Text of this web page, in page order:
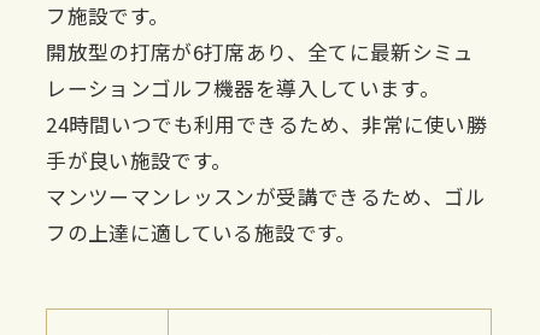
フ施設です。
開放型の打席が6打席あり、全てに最新シミュ
レーションゴルフ機器を導入しています。
24時間いつでも利用できるため、非常に使い勝
手が良い施設です。
マンツーマンレッスンが受講できるため、ゴル
フの上達に適している施設です。